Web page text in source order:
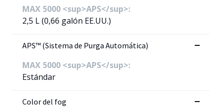
MAX 5000 <sup>APS</sup>:
2,5 L (0,66 galón EE.UU.)
APS™ (Sistema de Purga Automática)
MAX 5000 <sup>APS</sup>:
Estándar
Color del fog